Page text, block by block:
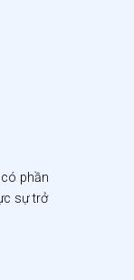
phần
sự trở